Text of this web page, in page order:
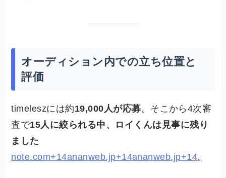
オーディション内での立ち位置と
評価
timeleszには約19,000人が応募。そこから4次審
査で15人に絞られる中、ロイくんは見事に残り
ました
note.com+14ananweb.jp+14ananweb.jp+14。